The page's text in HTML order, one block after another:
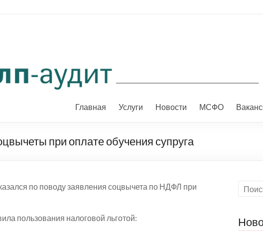
Главная Услуги Новости МСФО
при оплате обучения супруга
по поводу заявления соцвычета по НДФЛ при
пользования налоговой льготой: